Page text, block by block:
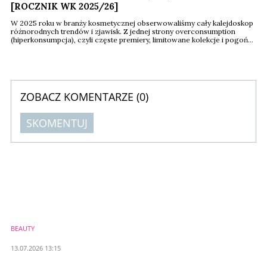
[ROCZNIK WK 2025/26]
W 2025 roku w branży kosmetycznej obserwowaliśmy cały kalejdoskop
różnorodnych trendów i zjawisk. Z jednej strony overconsumption
(hiperkonsumpcja), czyli częste premiery, limitowane kolekcje i pogoń
ZOBACZ KOMENTARZE (0)
SKOMENTUJ
BEAUTY
13.07.2026 13:15